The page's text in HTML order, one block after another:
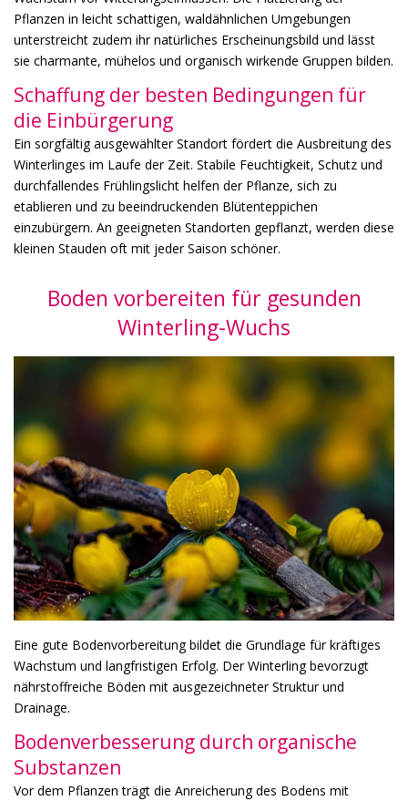
Pflanzen in leicht schattigen, waldähnlichen Umgebungen
unterstreicht zudem ihr natürliches Erscheinungsbild und lässt
sie charmante, mühelos und organisch wirkende Gruppen bilden.
Schaffung der besten Bedingungen für
die Einbürgerung
Ein sorgfältig ausgewählter Standort fördert die Ausbreitung des
Winterlinges im Laufe der Zeit. Stabile Feuchtigkeit, Schutz und
durchfallendes Frühlingslicht helfen der Pflanze, sich zu
etablieren und zu beeindruckenden Blütenteppichen
einzubürgern. An geeigneten Standorten gepflanzt, werden diese
kleinen Stauden oft mit jeder Saison schöner.
Boden vorbereiten für gesunden
Winterling-Wuchs
Eine gute Bodenvorbereitung bildet die Grundlage für kräftiges
Wachstum und langfristigen Erfolg. Der Winterling bevorzugt
nährstoffreiche Böden mit ausgezeichneter Struktur und
Drainage.
Bodenverbesserung durch organische
Substanzen
Vor dem Pflanzen trägt die Anreicherung des Bodens mit